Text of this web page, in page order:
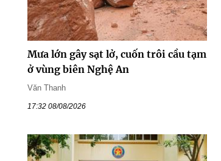
Mưa lớn gây sạt lở, cuốn trôi cầu tạm
ở vùng biên Nghệ An
Văn Thanh
17:32 08/08/2026